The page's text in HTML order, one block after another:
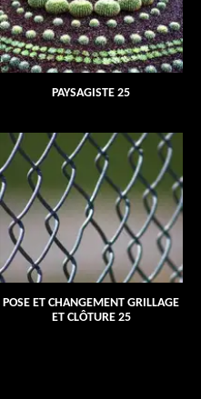
PAYSAGISTE 25
POSE ET CHANGEMENT GRILLAGE
ET CLÔTURE 25